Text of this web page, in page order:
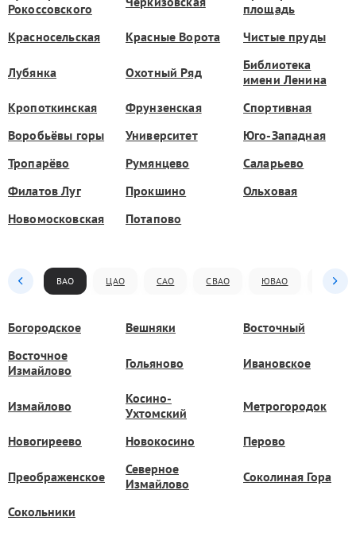
Рокоссовского
площадь
Красносельская
Красные Ворота Чистые пруды
Лубянка Охотный Ряд
Библиотека
имени Ленина
Кропоткинская
Фрунзенская
Спортивная
Воробьёвы горы
Университет
Юго-Западная
Тропарёво
Румянцево
Саларьево
Филатов Луг
Прокшино
Ольховая
Новомосковская
Потапово
ВАО ЦАО САО СВАО ЮВАО ЮАО
Богородское Вешняки
Восточный
Восточное
Измайлово
Гольяново Ивановское
Измайлово
Косино-
Ухтомский
Метрогородок
Новогиреево Новокосино Перово
Преображенское
Северное
Измайлово
Соколиная Гора
Сокольники